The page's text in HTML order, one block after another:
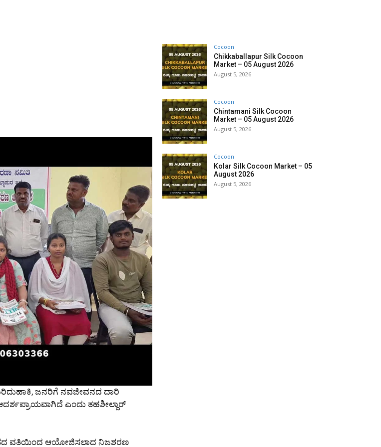
ಜನರಿಗೆ ನವಜೀವನದ ದಾರಿ
ಎಂದು ತಹಶೀಲ್ದಾರ್
ವತಿಯಿಂದ ಆಯೋಜಿಸಲಾದ ನಿಜಶರಣ
Cocoon
Chikkaballapur Silk Cocoon
Market – 05 August 2026
August 5, 2026
Cocoon
Chintamani Silk Cocoon
Market – 05 August 2026
August 5, 2026
Cocoon
Kolar Silk Cocoon Market – 05
August 2026
August 5, 2026